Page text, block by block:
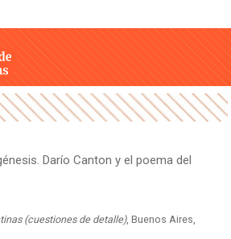
Darío Canton y el poema del
(cuestiones de detalle), Buenos Aires,